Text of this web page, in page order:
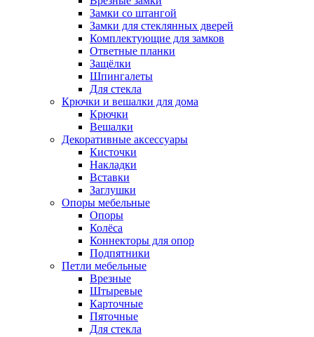
Замки со штангой
Замки для стеклянных дверей
Комплектующие для замков
Ответные планки
Защёлки
Шпингалеты
Для стекла
Крючки и вешалки для дома
Крючки
Вешалки
Декоративные аксессуары
Кисточки
Накладки
Вставки
Заглушки
Опоры мебельные
Опоры
Колёса
Коннекторы для опор
Подпятники
Петли мебельные
Врезные
Штыревые
Карточные
Пяточные
Для стекла